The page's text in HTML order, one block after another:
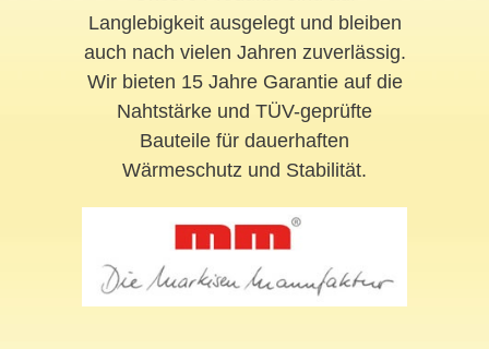
Langlebigkeit ausgelegt und bleiben
auch nach vielen Jahren zuverlässig.
Wir bieten 15 Jahre Garantie auf die
Nahtstärke und TÜV-geprüfte
Bauteile für dauerhaften
Wärmeschutz und Stabilität.